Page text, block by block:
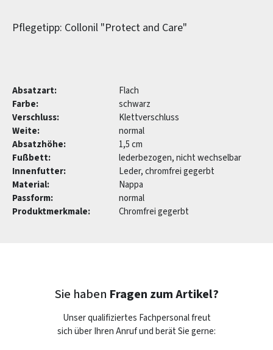
Pflegetipp: Collonil "Protect and Care"
Absatzart:
Flach
Farbe:
schwarz
Verschluss:
Klettverschluss
Weite:
normal
Absatzhöhe:
1,5 cm
Fußbett:
lederbezogen, nicht wechselbar
Innenfutter:
Leder, chromfrei gegerbt
Material:
Nappa
Passform:
normal
Produktmerkmale:
Chromfrei gegerbt
Sie haben Fragen zum Artikel?
Unser qualifiziertes Fachpersonal freut
sich über Ihren Anruf und berät Sie gerne: